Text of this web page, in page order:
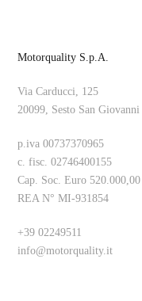
Motorquality S.p.A.
Via Carducci, 125
20099, Sesto San
p.iva 00737370965
c. fisc. 02746400155
Cap. Soc. Euro
REA N° MI-931854
+39 02249511
info@motorquality.it